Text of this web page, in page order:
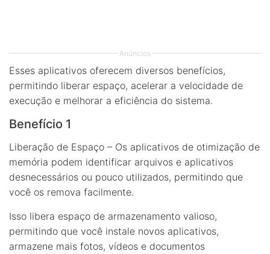
Anúncios
Esses aplicativos oferecem diversos benefícios,
permitindo liberar espaço, acelerar a velocidade de
execução e melhorar a eficiência do sistema.
Benefício 1
Liberação de Espaço – Os aplicativos de otimização de
memória podem identificar arquivos e aplicativos
desnecessários ou pouco utilizados, permitindo que
você os remova facilmente.
Isso libera espaço de armazenamento valioso,
permitindo que você instale novos aplicativos,
armazene mais fotos, vídeos e documentos